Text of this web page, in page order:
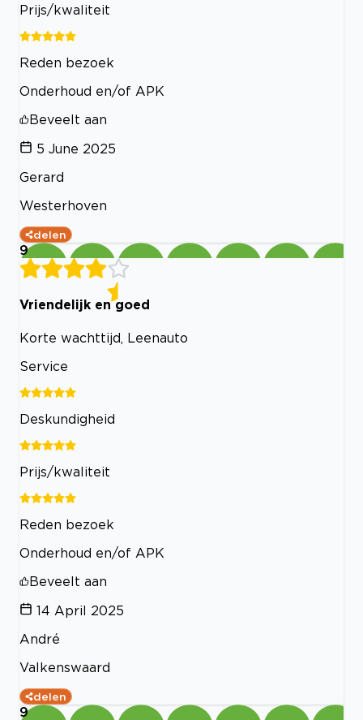
Prijs/kwaliteit
Reden bezoek
Onderhoud en/of APK
Beveelt aan
5 June 2025
Gerard
Westerhoven
delen
9
Vriendelijk en goed
Korte wachttijd, Leenauto
Service
Deskundigheid
Prijs/kwaliteit
Reden bezoek
Onderhoud en/of APK
Beveelt aan
14 April 2025
André
Valkenswaard
delen
9